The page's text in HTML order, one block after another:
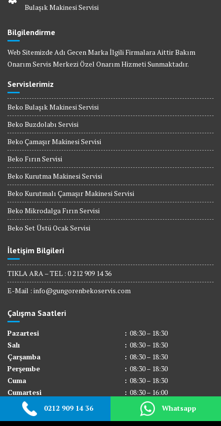
Bulaşık Makinesi Servisi
Bilgilendirme
Web Sitemizde Adı Gecen Marka İlgili Firmalara Aittir Bakım
Onarım Servis Merkezi Özel Onarım Hizmeti Sunmaktadır.
Servislerimiz
Beko Bulaşık Makinesi Servisi
Beko Buzdolabı Servisi
Beko Çamaşır Makinesi Servisi
Beko Fırın Servisi
Beko Kurutma Makinesi Servisi
Beko Kurutmalı Çamaşır Makinesi Servisi
Beko Mikrodalga Fırın Servisi
Beko Set Üstü Ocak Servisi
İletişim Bilgileri
TIKLA ARA – TEL : 0 212 909 14 36
E-Mail : info@gungorenbekoservis.com
Çalışma Saatleri
Pazartesi : 08:30 – 18:30
Salı
: 08:30 – 18:30
Çarşamba
: 08:30 – 18:30
Perşembe
: 08:30 – 18:30
Cuma
: 08:30 – 18:30
Cumartesi
: 08:30 – 16:00
Pazar
Kapalı
0212 909 14 36 Whatsapp